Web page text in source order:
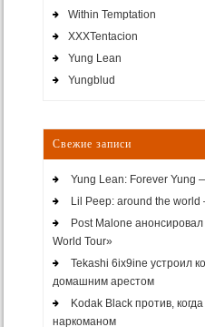
Within Temptation
XXXTentacion
Yung Lean
Yungblud
Свежие записи
Yung Lean: Forever Yung
Lil Peep: around the
Post Malone
World Tour»
Tekashi 6ix9ine устроил
домашним арестом
Kodak Black против,
наркоманом